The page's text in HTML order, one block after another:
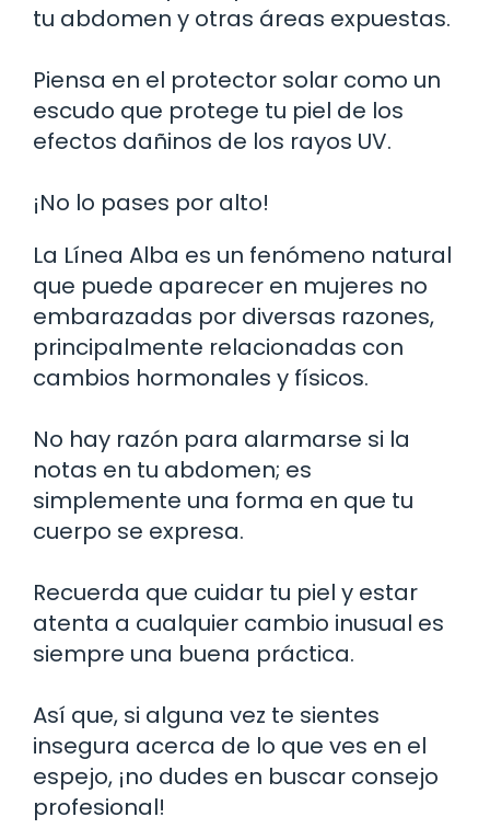
tu abdomen y otras áreas expuestas.
Piensa en el protector solar como un
escudo que protege tu piel de los
efectos dañinos de los rayos UV.
¡No lo pases por alto!
La Línea Alba es un fenómeno natural
que puede aparecer en mujeres no
embarazadas por diversas razones,
principalmente relacionadas con
cambios hormonales y físicos.
No hay razón para alarmarse si la
notas en tu abdomen; es
simplemente una forma en que tu
cuerpo se expresa.
Recuerda que cuidar tu piel y estar
atenta a cualquier cambio inusual es
siempre una buena práctica.
Así que, si alguna vez te sientes
insegura acerca de lo que ves en el
espejo, ¡no dudes en buscar consejo
profesional!